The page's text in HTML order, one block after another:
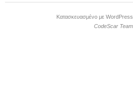
Κατασκευασμένο με WordPress
CodeScar Team